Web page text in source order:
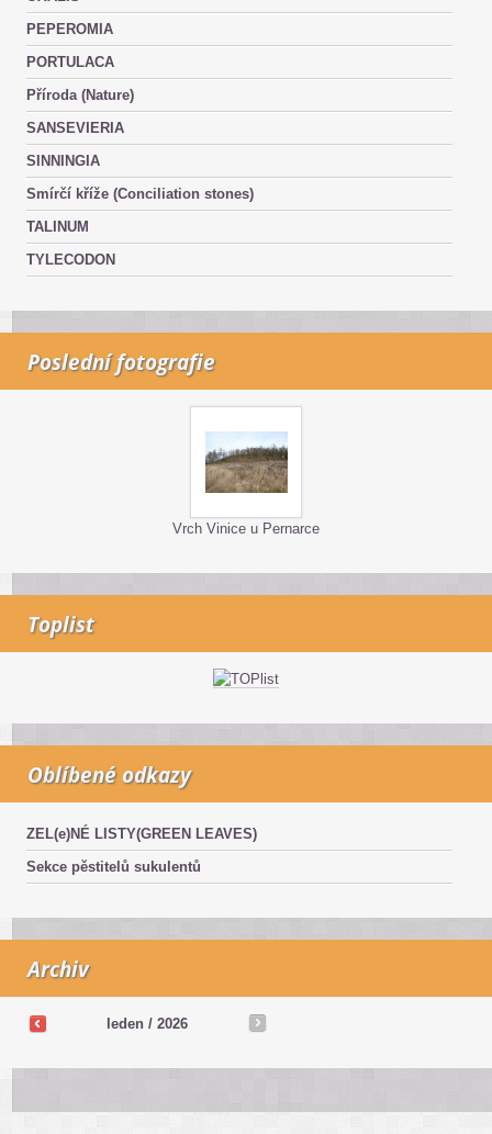
PEPEROMIA
PORTULACA
Příroda (Nature)
SANSEVIERIA
SINNINGIA
Smírčí kříže (Conciliation stones)
TALINUM
TYLECODON
Poslední fotografie
Vrch Vinice u Pernarce
Toplist
Oblíbené odkazy
ZEL(e)NÉ LISTY(GREEN LEAVES)
Sekce pěstitelů sukulentů
Archiv
leden / 2026